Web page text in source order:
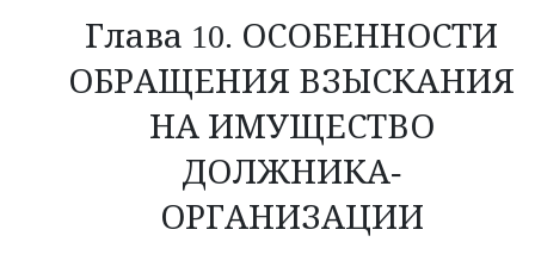
Глава 10. ОСОБЕННОСТИ
ОБРАЩЕНИЯ ВЗЫСКАНИЯ
НА ИМУЩЕСТВО
ДОЛЖНИКА-
ОРГАНИЗАЦИИ